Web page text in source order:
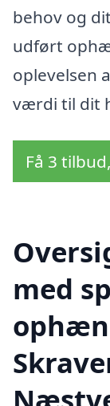
behov og
udført
oplevelsen
værdi til dit
Få 3
med